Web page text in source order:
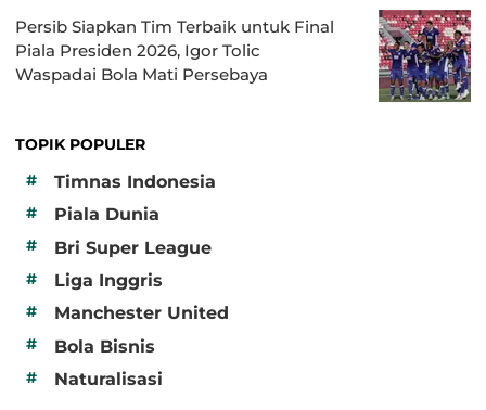
Persib Siapkan Tim Terbaik untuk Final
Piala Presiden 2026, Igor Tolic
Waspadai Bola Mati Persebaya
TOPIK POPULER
#
Timnas Indonesia
# Piala Dunia
# Bri Super League
# Liga Inggris
# Manchester United
# Bola Bisnis
# Naturalisasi